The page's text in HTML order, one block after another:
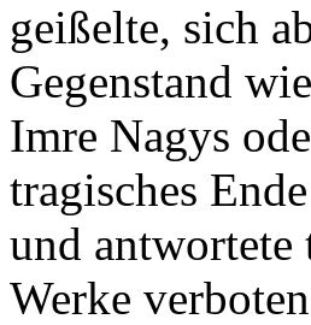
geißelte, sich
Gegenstand
Imre Nagys
tragisches
und
Werke